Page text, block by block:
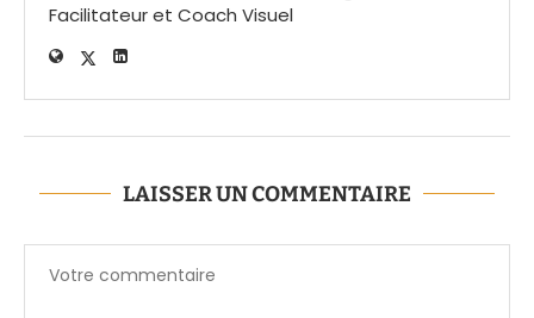
Facilitateur et Coach Visuel
LAISSER UN COMMENTAIRE